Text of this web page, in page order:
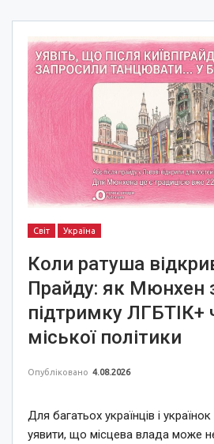
Світ Україна
Коли ратуша
Прайду: як Мюнхен
підтримку ЛГБТІК+
міської політики
Опубліковано 4.08.2026
Для багатьох українців і
уявити, що місцева влада може